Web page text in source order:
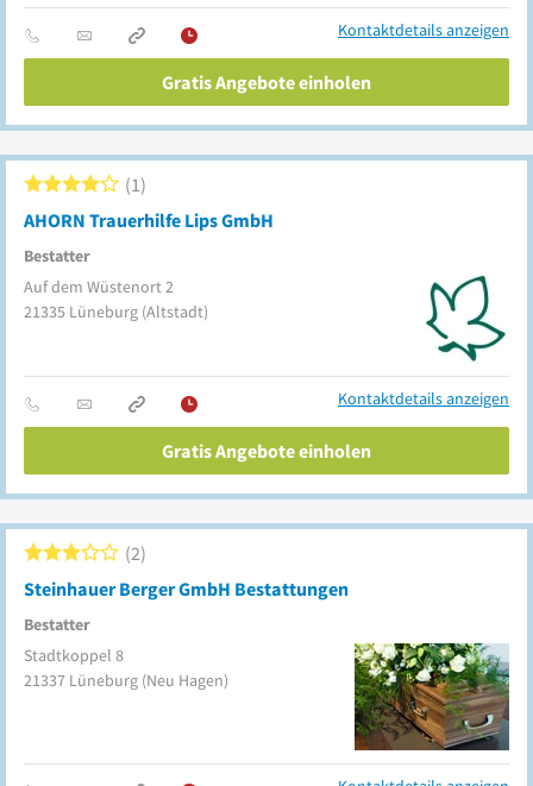
Kontaktdetails anzeigen
Gratis Angebote einholen
AHORN Trauerhilfe Lips GmbH
Bestatter
1
Auf dem Wüstenort 2
21335 Lüneburg (Altstadt)
Kontaktdetails anzeigen
Gratis Angebote einholen
Steinhauer Berger GmbH Bestattungen
Bestatter
2
Stadtkoppel 8
21337 Lüneburg (Neu Hagen)